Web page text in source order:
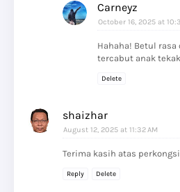
Carneyz
October 16, 2025 at
Hahaha! Betul
tercabut anak
Delete
shaizhar
August 12, 2025 at 11:32 AM
Terima kasih atas
Reply Delete